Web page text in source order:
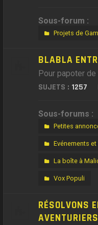
Sous-forum :
Projets de
BLABLA
Pour papoter
SUJETS : 1257
Sous-forums :
Petites
Evénements
La boîte à
Vox Populi
RÉSOLVONS